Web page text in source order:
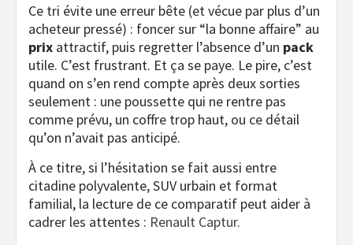
Ce tri évite une erreur bête (et vécue par plus d’un
acheteur pressé) : foncer sur “la bonne affaire” au
prix attractif, puis regretter l’absence d’un pack
utile. C’est frustrant. Et ça se paye. Le pire, c’est
quand on s’en rend compte après deux sorties
seulement : une poussette qui ne rentre pas
comme prévu, un coffre trop haut, ou ce détail
qu’on n’avait pas anticipé.
À ce titre, si l’hésitation se fait aussi entre
citadine polyvalente, SUV urbain et format
familial, la lecture de ce comparatif peut aider à
cadrer les attentes : Renault Captur.